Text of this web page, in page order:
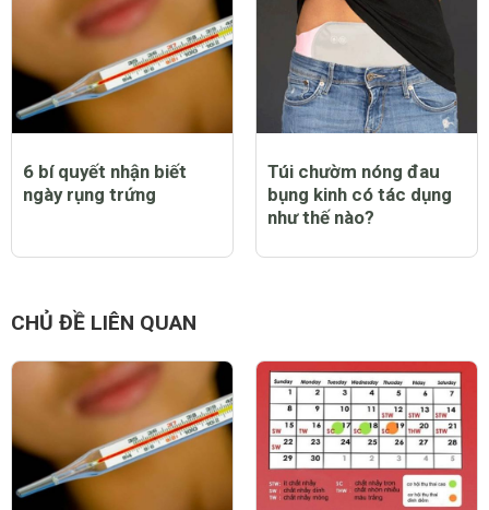
6 bí quyết nhận biết
ngày rụng trứng
Túi chườm nóng đau
bụng kinh có tác dụng
như thế nào?
CHỦ ĐỀ LIÊN QUAN